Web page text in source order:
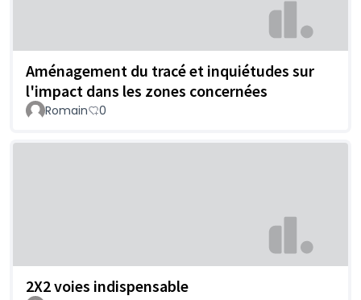
Aménagement du tracé et inquiétudes sur
l'impact dans les zones concernées
Romain 0
2X2 voies indispensable